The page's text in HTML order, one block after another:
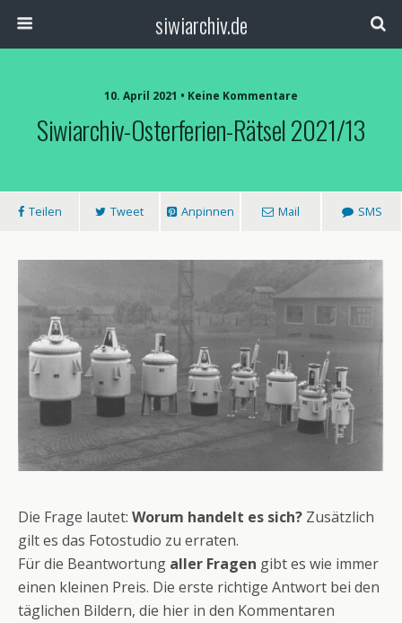
siwiarchiv.de
10. April 2021 • Keine Kommentare
Siwiarchiv-Osterferien-Rätsel 2021/13
Teilen Tweet Anpinnen Mail SMS
Die Frage lautet: Worum handelt es sich? Zusätzlich
gilt es das Fotostudio zu erraten.
Für die Beantwortung aller Fragen gibt es wie immer
einen kleinen Preis. Die erste richtige Antwort bei den
täglichen Bildern, die hier in den Kommentaren